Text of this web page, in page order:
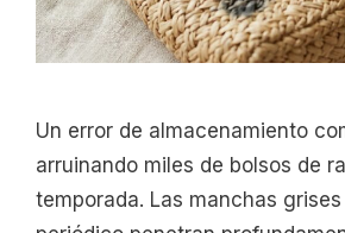
Un error de almacenamiento
arruinando miles de bolsos de
temporada. Las manchas